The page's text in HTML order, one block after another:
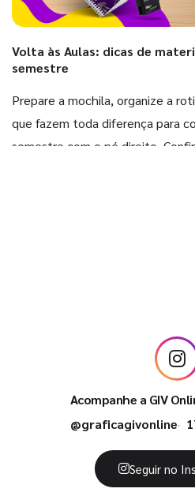
Volta às Aulas: dicas de
semestre
Prepare a mochila, organize a
que fazem toda diferença para
semestre com o pé direito.
Acompanhe a GIV
@graficagivonline
Seguir no